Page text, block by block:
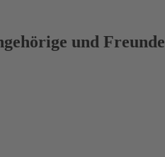
und Freunde